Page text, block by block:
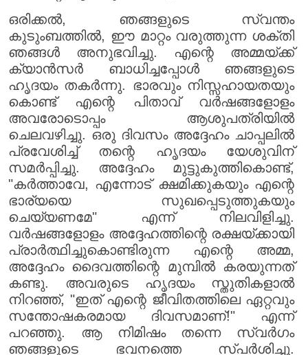
ഒരിക്കൽ, ഞങ്ങളുടെ സ്വന്തം
കുടുംബത്തിൽ, ഈ മാറ്റം വരുത്തുന്ന ശക്തി
ഞങ്ങൾ അനുഭവിച്ചു. എന്റെ അമ്മയ്ക്ക്
ക്യാൻസർ ബാധിച്ചപ്പോൾ ഞങ്ങളുടെ
ഹൃദയം തകർന്നു. ഭാരവും നിസ്സഹായതയും
കൊണ്ട് എന്റെ പിതാവ് വർഷങ്ങളോളം
അവരോടൊപ്പം ആശുപത്രിയിൽ
ചെലവഴിച്ചു. ഒരു ദിവസം അദ്ദേഹം ചാപ്പലിൽ
പ്രവേശിച്ച് തന്റെ ഹൃദയം യേശുവിന്
സമർപ്പിച്ചു. അദ്ദേഹം മുട്ടുകുത്തികൊണ്ട്,
"കർത്താവേ, എന്നോട് ക്ഷമിക്കുകയും എന്റെ
ഭാര്യയെ സുഖപ്പെടുത്തുകയും
ചെയ്യണമേ" എന്ന് നിലവിളിച്ചു.
വർഷങ്ങളോളം അദ്ദേഹത്തിന്റെ രക്ഷയ്ക്കായി
പ്രാർത്ഥിച്ചുകൊണ്ടിരുന്ന എന്റെ അമ്മ,
അദ്ദേഹം ദൈവത്തിന്റെ മുമ്പിൽ കരയുന്നത്
കണ്ടു. അവരുടെ ഹൃദയം സ്തുതികളാൽ
നിറഞ്ഞ്, "ഇത് എന്റെ ജീവിതത്തിലെ ഏറ്റവും
സന്തോഷകരമായ ദിവസമാണ്!" എന്ന്
പറഞ്ഞു. ആ നിമിഷം തന്നെ സ്വർഗം
ഞങ്ങളുടെ ഭവനത്തെ സ്പർശിച്ചു.